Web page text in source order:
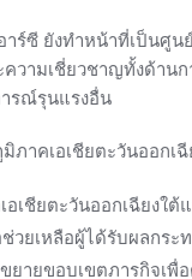
ร์ซี ยังทำหน้าที่เป็นศู
วามเชี่ยวชาญทั้งด้าน
รณ์รุนแรงอื่น
าคเอเชียตะวันออกเ
เชียตะวันออกเฉียงใต้
ช่วยเหลือผู้ได้รับผลกร
ขยายขอบเขตภารกิจเ